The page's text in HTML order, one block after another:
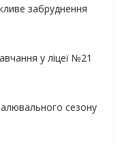
забруднення
у ліцеї №21
сезону